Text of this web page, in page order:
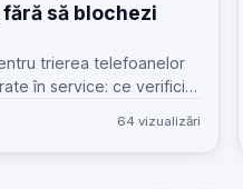
să blochezi
trierea telefoanelor
în service: ce verifici
64 vizualizări